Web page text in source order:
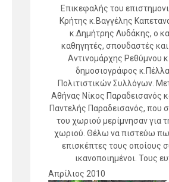
Επικεφαλής του
Κρήτης κ.Βαγγέλης
κ.Δημήτρης Λυδάκης, ο
καθηγητές, σπουδαστές
Αντινομάρχης Ρεθύμνου
δημοσιογράφος
Πολιτιστικών Συλλόγων.
Αθήνας Νίκος Παραδεισανός
Παντελής Παραδεισανός, που
του χωριού μερίμνησαν για
χωριού. Θέλω να πιστεύω
επισκέπτες τους οποίους
ικανοποιημένοι. Τους
Απρίλιος 2010